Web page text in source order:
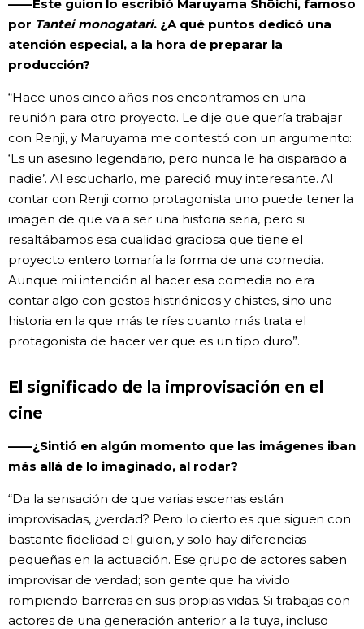
——Este guion lo escribió Maruyama Shōichi, famoso
por Tantei monogatari. ¿A qué puntos dedicó una
atención especial, a la hora de preparar la
producción?
“Hace unos cinco años nos encontramos en una
reunión para otro proyecto. Le dije que quería trabajar
con Renji, y Maruyama me contestó con un argumento:
‘Es un asesino legendario, pero nunca le ha disparado a
nadie’. Al escucharlo, me pareció muy interesante. Al
contar con Renji como protagonista uno puede tener la
imagen de que va a ser una historia seria, pero si
resaltábamos esa cualidad graciosa que tiene el
proyecto entero tomaría la forma de una comedia.
Aunque mi intención al hacer esa comedia no era
contar algo con gestos histriónicos y chistes, sino una
historia en la que más te ríes cuanto más trata el
protagonista de hacer ver que es un tipo duro”.
El significado de la improvisación en el
cine
——¿Sintió en algún momento que las imágenes iban
más allá de lo imaginado, al rodar?
“Da la sensación de que varias escenas están
improvisadas, ¿verdad? Pero lo cierto es que siguen con
bastante fidelidad el guion, y solo hay diferencias
pequeñas en la actuación. Ese grupo de actores saben
improvisar de verdad; son gente que ha vivido
rompiendo barreras en sus propias vidas. Si trabajas con
actores de una generación anterior a la tuya, incluso